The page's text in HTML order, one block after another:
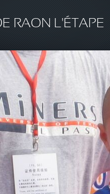
RAON L'ÉTAPE